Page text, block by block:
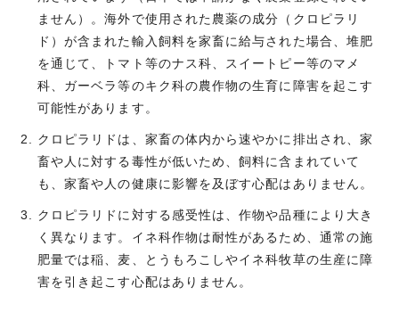
ません）。海外で使用された農薬の成分（クロピラリ
ド）が含まれた輸入飼料を家畜に給与された場合、堆肥
を通じて、トマト等のナス科、スイートピー等のマメ
科、ガーベラ等のキク科の農作物の生育に障害を起こす
可能性があります。
クロピラリドは、家畜の体内から速やかに排出され、家
畜や人に対する毒性が低いため、飼料に含まれていて
も、家畜や人の健康に影響を及ぼす心配はありません。
クロピラリドに対する感受性は、作物や品種により大き
く異なります。イネ科作物は耐性があるため、通常の施
肥量では稲、麦、とうもろこしやイネ科牧草の生産に障
害を引き起こす心配はありません。